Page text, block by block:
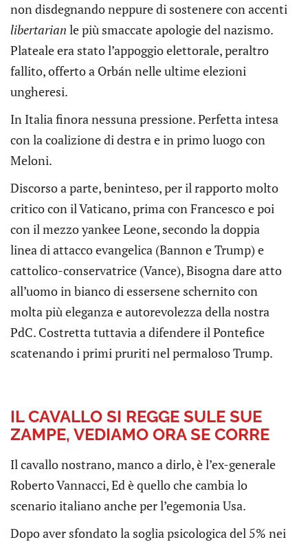
non disdegnando neppure di sostenere con accenti
libertarian le più smaccate apologie del nazismo.
Plateale era stato l’appoggio elettorale, peraltro
fallito, offerto a Orbán nelle ultime elezioni
ungheresi.
In Italia finora nessuna pressione. Perfetta intesa
con la coalizione di destra e in primo luogo con
Meloni.
Discorso a parte, beninteso, per il rapporto molto
critico con il Vaticano, prima con Francesco e poi
con il mezzo yankee Leone, secondo la doppia
linea di attacco evangelica (Bannon e Trump) e
cattolico-conservatrice (Vance), Bisogna dare atto
all’uomo in bianco di essersene schernito con
molta più eleganza e autorevolezza della nostra
PdC. Costretta tuttavia a difendere il Pontefice
scatenando i primi pruriti nel permaloso Trump.
IL CAVALLO SI REGGE SULE SUE
ZAMPE, VEDIAMO ORA SE CORRE
Il cavallo nostrano, manco a dirlo, è l’ex-generale
Roberto Vannacci, Ed è quello che cambia lo
scenario italiano anche per l’egemonia Usa.
Dopo aver sfondato la soglia psicologica del 5% nei